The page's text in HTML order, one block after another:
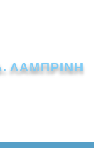
ΛΑΜΠΡΙΝΗ